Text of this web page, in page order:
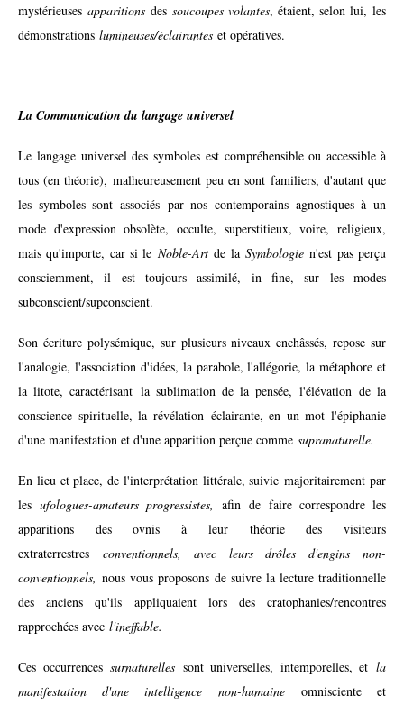
mystérieuses apparitions des soucoupes volantes, étaient, selon lui, les
démonstrations lumineuses/éclairantes et opératives.
La Communication du langage universel
Le langage universel des symboles est compréhensible ou accessible à
tous (en théorie), malheureusement peu en sont familiers, d'autant que
les symboles sont associés par nos contemporains agnostiques à un
mode d'expression obsolète, occulte, superstitieux, voire, religieux,
mais qu'importe, car si le Noble-Artde la Symbologien'est pas perçu
consciemment, il est toujours assimilé, in fine, sur les modes
subconscient/supconscient.
Son écriture polysémique, sur plusieurs niveaux enchâssés, repose sur
l'analogie, l'association d'idées, la parabole, l'allégorie, la métaphore et
la litote, caractérisant la sublimation de la pensée, l'élévation de la
conscience spirituelle, la révélation éclairante, en un mot l'épiphanie
d'une manifestation et d'une apparition perçue comme supranaturelle.
En lieu et place, de l'interprétation littérale, suivie majoritairement par
lesufologues-amateurs progressistes,afin de faire correspondre les
apparitions des ovnis à leur théorie des visiteurs
extraterrestres conventionnels, avec leurs drôles d'engins non-
conventionnels,nous vous proposons de suivre la lecture traditionnelle
des anciens qu'ils appliquaient lors des cratophanies/rencontres
rapprochées avec l'ineffable.
Ces occurrencessurnaturelles sont universelles, intemporelles, et la
manifestation d'une intelligence non-humaineomnisciente et